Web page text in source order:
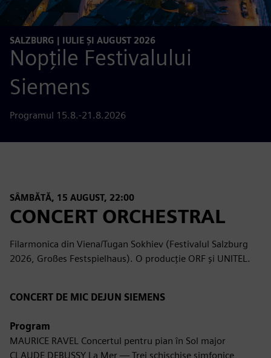
SALZBURG | IULIE ȘI AUGUST 2026
Nopțile Festivalului
Siemens
Programul 15.8.-21.8.2026
SÂMBĂTĂ, 15 AUGUST, 22:00
CONCERT ORCHESTRAL
Filarmonica din Viena/Tugan Sokhiev (Festivalul Salzburg
2026, Großes Festspielhaus). O producție ORF și UNITEL.
CONCERT DE MIC DEJUN SIEMENS
Program
MAURICE RAVEL Concertul pentru pian în Sol major
CLAUDE DEBUSSY La Mer — Trei schischise simfonice